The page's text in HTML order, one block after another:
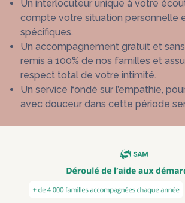
Un interlocuteur unique à votre
compte votre situation personnelle
spécifiques.
Un accompagnement gratuit et
remis à 100% de nos familles et
respect total de votre intimité.
Un service fondé sur l’empathie,
avec douceur dans cette période